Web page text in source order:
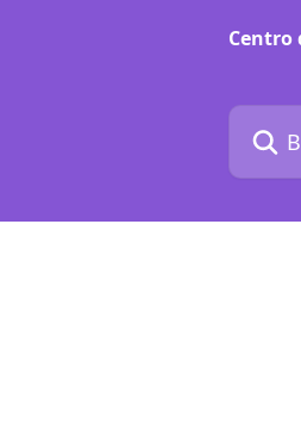
Centro
Buscar